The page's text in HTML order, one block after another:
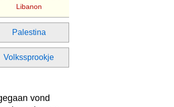
Libanon
Palestina
Volkssprookje
vond